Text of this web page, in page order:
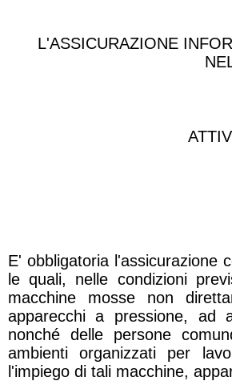
L'ASSICURAZIONE
E' obbligatoria l'assicurazione
le quali, nelle condizioni
macchine mosse non
apparecchi a pressione, ad
nonché delle persone
ambienti organizzati per
l'impiego di tali macchine,